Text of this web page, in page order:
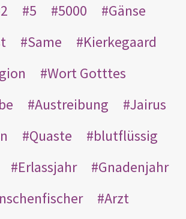
2 5 5000
Gänse
Same
Kierkegaard
Wort Gotttes
Austreibung
Jairus
Quaste
blutflüssig
Erlassjahr
Gnadenjahr
Arzt